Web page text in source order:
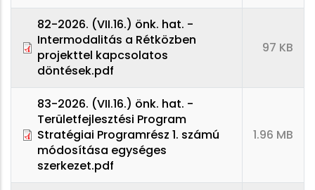
82-2026. (VII.16.) önk. hat. -
Intermodalitás a Rétközben
projekttel kapcsolatos
döntések.pdf
97 KB
83-2026. (VII.16.) önk. hat. -
Területfejlesztési Program
Stratégiai Programrész 1. számú
módosítása egységes
szerkezet.pdf
1.96 MB